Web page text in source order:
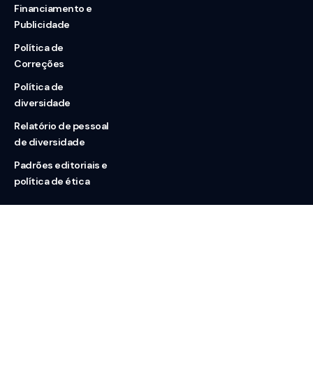
Financiamento e
Publicidade
Política de
Correções
Política de
diversidade
Relatório de pessoal
de diversidade
Padrões editoriais e
política de ética